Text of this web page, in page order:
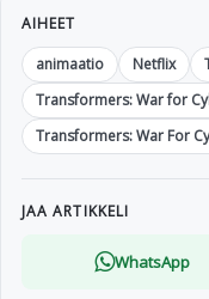
AIHEET
animaatio
Netflix
Transformers: War for
Transformers: War For
JAA ARTIKKELI
WhatsApp